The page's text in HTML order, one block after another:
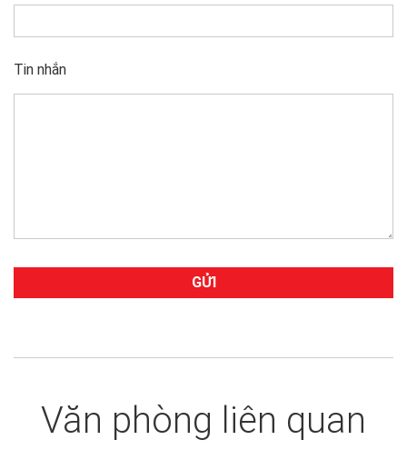
Tin nhắn
Văn phòng liên quan